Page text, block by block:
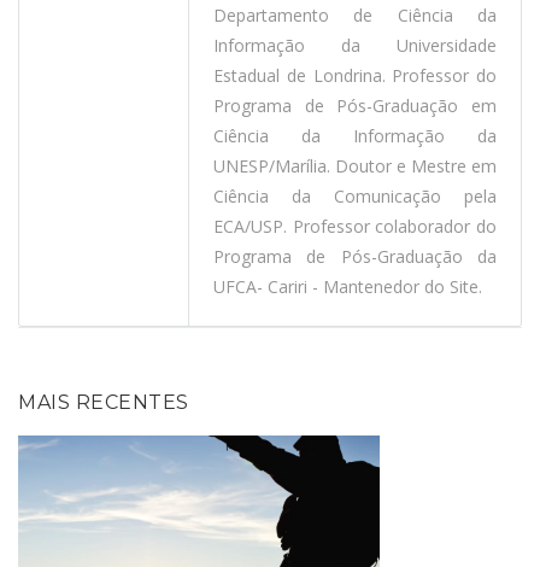
Departamento de Ciência da
Informação da Universidade
Estadual de Londrina. Professor do
Programa de Pós-Graduação em
Ciência da Informação da
UNESP/Marília. Doutor e Mestre em
Ciência da Comunicação pela
ECA/USP. Professor colaborador do
Programa de Pós-Graduação da
UFCA- Cariri - Mantenedor do Site.
MAIS RECENTES